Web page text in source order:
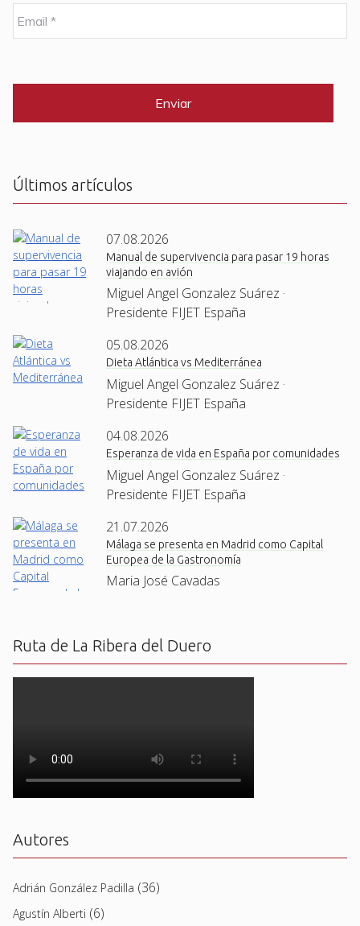
e
m
a
C
Últimos artículos
07.08.2026
Manual de supervivencia para pasar 19 horas
viajando en avión
Miguel Angel Gonzalez Suárez ·
Presidente FIJET España
05.08.2026
Dieta Atlántica vs Mediterránea
Miguel Angel Gonzalez Suárez ·
Presidente FIJET España
04.08.2026
Esperanza de vida en España por comunidades
Miguel Angel Gonzalez Suárez ·
Presidente FIJET España
21.07.2026
Málaga se presenta en Madrid como Capital
Europea de la Gastronomía
Maria José Cavadas
Ruta de La Ribera del Duero
Autores
Adrián González Padilla (36)
Agustín Alberti (6)